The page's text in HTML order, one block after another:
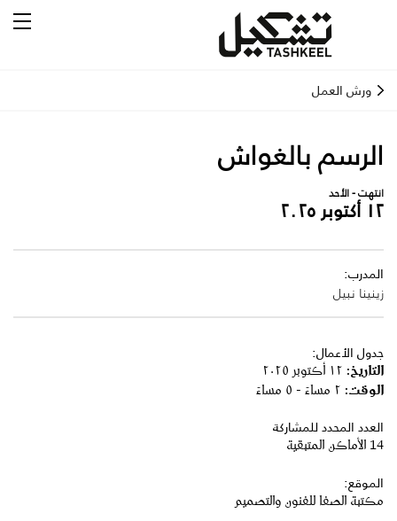
ورش العمل
الرسم بالغواش
انتهت - الأحد
١٢ أكتوبر ٢٠٢٥
المدرب:
زينينا نبيل
جدول الأعمال:
التاريخ:
الوقت:
العدد المحدد للمشاركة
14 الأماكن المتبقية
الموقع:
مكتبة الصفا للفنون والتصميم